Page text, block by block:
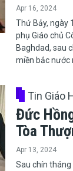
Apr 16, 2024
​​​​​​​Thứ Bảy, ngày
phụ Giáo chủ
Baghdad, sau
miền bắc nước
Tin Giáo
Đức
Tòa
Apr 13, 2024
​​​​​​​Sau chín tháng